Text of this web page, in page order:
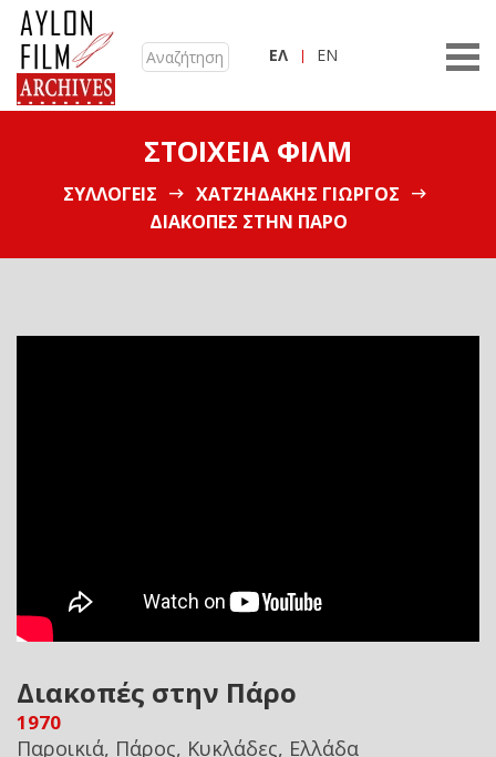
ΕΛ EN
ΣΤΟΙΧΕΊΑ ΦΙΛΜ
ΣΥΛΛΟΓΕΊΣ
ΧΑΤΖΗΔΆΚΗΣ ΓΙΏΡΓΟΣ
ΔΙΑΚΟΠΈΣ ΣΤΗΝ ΠΆΡΟ
Διακοπές στην Πάρο
1970
Παροικιά, Πάρος, Κυκλάδες, Ελλάδα